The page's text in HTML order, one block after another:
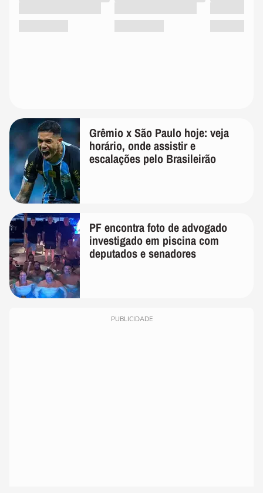
Grêmio x São Paulo hoje: veja
horário, onde assistir e
escalações pelo Brasileirão
PF encontra foto de advogado
investigado em piscina com
deputados e senadores
PUBLICIDADE